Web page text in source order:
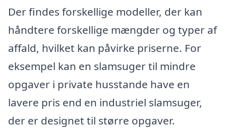
Der findes forskellige modeller, der kan
håndtere forskellige mængder og typer af
affald, hvilket kan påvirke priserne. For
eksempel kan en slamsuger til mindre
opgaver i private husstande have en
lavere pris end en industriel slamsuger,
der er designet til større opgaver.